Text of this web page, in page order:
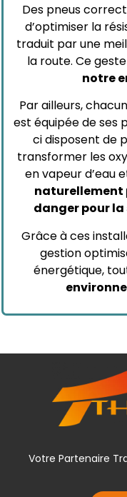
Des pneus
d’optimiser la
traduit par une
la route. Ce
notre
Par ailleurs,
est équipée de ses
ci disposent de
transformer les
en vapeur d’eau
naturellement
danger pour la
Grâce à ces
gestion
énergétique,
Votre Partenaire